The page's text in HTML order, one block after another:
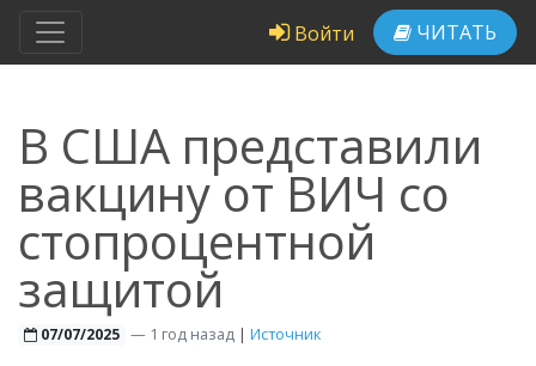
Войти ЧИТАТЬ
В США представили
вакцину от ВИЧ со
стопроцентной
защитой
07/07/2025 —1 год назад | Источник